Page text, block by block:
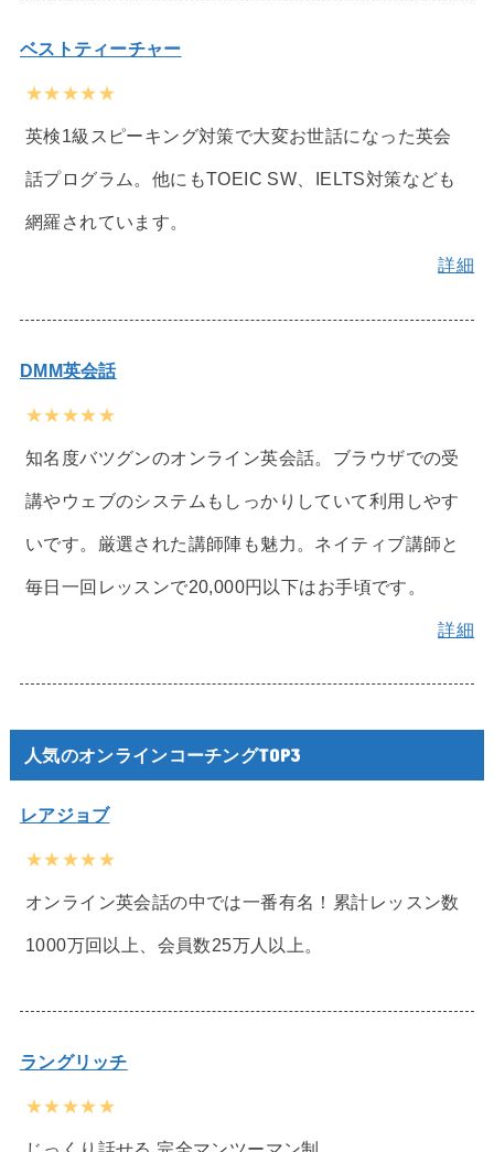
ベストティーチャー
★★★★★
英検1級スピーキング対策で大変お世話になった英会
話プログラム。他にもTOEIC SW、IELTS対策なども
網羅されています。
詳細
DMM英会話
★★★★★
知名度バツグンのオンライン英会話。ブラウザでの受
講やウェブのシステムもしっかりしていて利用しやす
いです。厳選された講師陣も魅力。ネイティブ講師と
毎日一回レッスンで20,000円以下はお手頃です。
詳細
人気のオンラインコーチングTOP3
レアジョブ
★★★★★
オンライン英会話の中では一番有名！累計レッスン数
1000万回以上、会員数25万人以上。
ラングリッチ
★★★★★